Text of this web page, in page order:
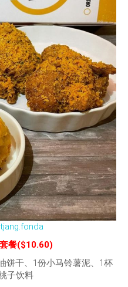
餐($10.60)
饼干、1份小马铃薯泥、1杯
子饮料